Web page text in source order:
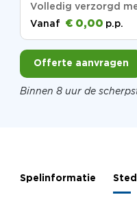
Volledig verzorgd
Vanaf € 0,00 p.p.
Offerte aanvragen
Binnen 8 uur de
Spelinformatie